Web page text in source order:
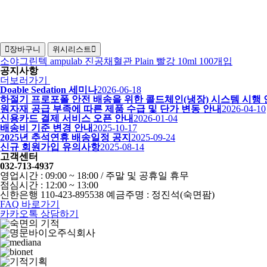
장바구니 위시리스트
소야그린텍 ampulab 진공채혈관 Plain 빨강 10ml 100개입
공지사항
더보러가기
Doable Sedation 세미나2026-06-18
하절기 프로포폴 안전 배송을 위한 콜드체인(냉장) 시스템 시행
원자재 공급 부족에 따른 제품 수급 및 단가 변동 안내 2026-04-10
신용카드 결제 서비스 오픈 안내 2026-01-04
배송비 기준 변경 안내 2025-10-17
2025년 추석연휴 배송일정 공지 2025-09-24
신규 회원가입 유의사항2025-08-14
고객센터
032-713-4937
영업시간 : 09:00 ~ 18:00 / 주말 및 공휴일 휴무
점심시간 : 12:00 ~ 13:00
신한은행 110-423-895538 예금주명 : 정진석(숙면팜)
FAQ 바로가기
카카오톡 상담하기